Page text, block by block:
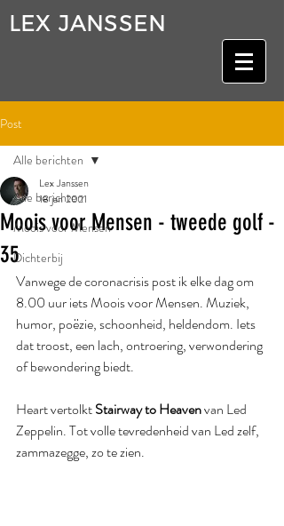
LEX JANSSEN
Post
Alle berichten
Moois voor Mensen
Dichterbij
Alle berichten
Moois voor Mensen - tweede golf -
35
Lex Janssen
18 jan 2021
Vanwege de coronacrisis post ik elke dag om
8.00 uur iets Moois voor Mensen. Muziek,
humor, poëzie, schoonheid, heldendom. Iets
dat troost, een lach, ontroering, verwondering
of bewondering biedt.
Heart vertolkt Stairway to Heaven van Led
Zeppelin. Tot volle tevredenheid van Led zelf,
zammazegge, zo te zien.